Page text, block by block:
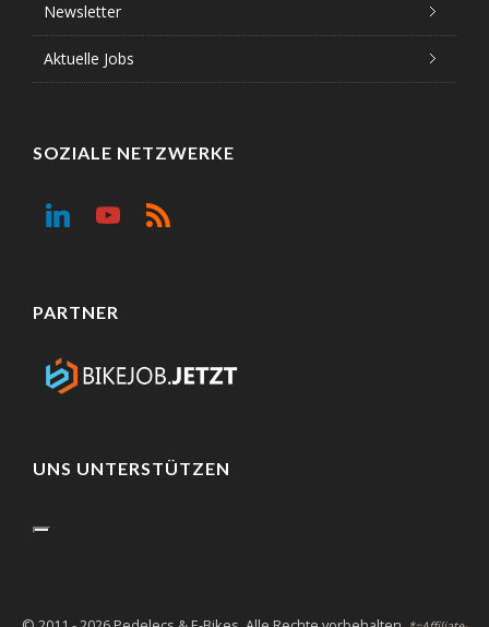
Newsletter
Aktuelle Jobs
SOZIALE NETZWERKE
PARTNER
UNS UNTERSTÜTZEN